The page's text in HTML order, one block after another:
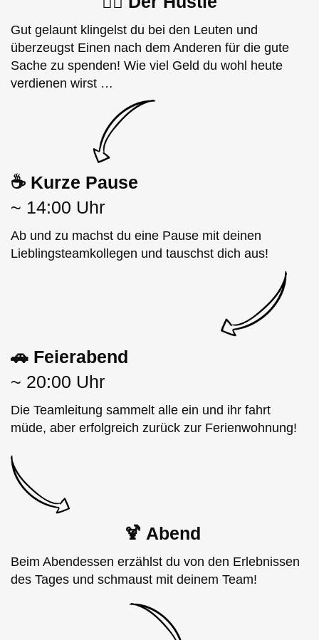
Gut gelaunt klingelst du bei den Leuten und
überzeugst Einen nach dem Anderen für die gute
Sache zu spenden! Wie viel Geld du wohl heute
verdienen wirst …
☕️ Kurze Pause
~ 14:00 Uhr
Ab und zu machst du eine Pause mit deinen
Lieblingsteamkollegen und tauschst dich aus!
🚗 Feierabend
~ 20:00 Uhr
Die Teamleitung sammelt alle ein und ihr fahrt
müde, aber erfolgreich zurück zur Ferienwohnung!
🍹 Abend
Beim Abendessen erzählst du von den Erlebnissen
des Tages und schmaust mit deinem Team!